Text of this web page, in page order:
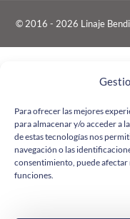
Para ofrecer las mejores
para almacenar y/o acceder a
de estas tecnologías nos
navegación o las
consentimiento, puede afectar
funciones.
© 2016 - 2026 Linaje